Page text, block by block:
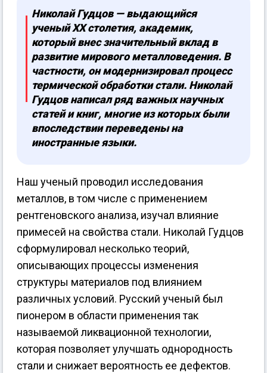
Николай Гудцов — выдающийся
ученый XX столетия, академик,
который внес значительный вклад в
развитие мирового металловедения. В
частности, он модернизировал процесс
термической обработки стали. Николай
Гудцов написал ряд важных научных
статей и книг, многие из которых были
впоследствии переведены на
иностранные языки.
Наш ученый проводил исследования
металлов, в том числе с применением
рентгеновского анализа, изучал влияние
примесей на свойства стали. Николай Гудцов
сформулировал несколько теорий,
описывающих процессы изменения
структуры материалов под влиянием
различных условий. Русский ученый был
пионером в области применения так
называемой ликвационной технологии,
которая позволяет улучшать однородность
стали и снижает вероятность ее дефектов.